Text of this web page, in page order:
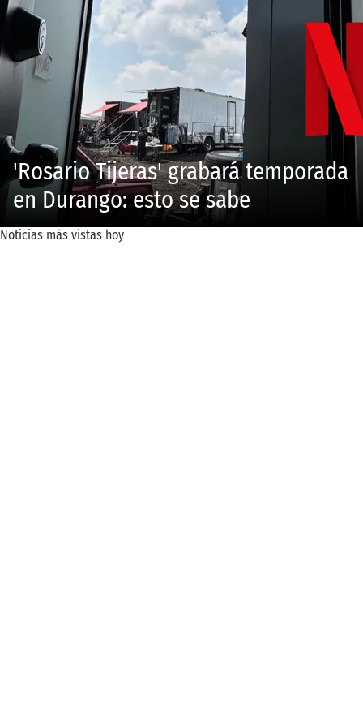
'Rosario Tijeras' grabará temporada
en Durango: esto se sabe
Noticias más vistas hoy